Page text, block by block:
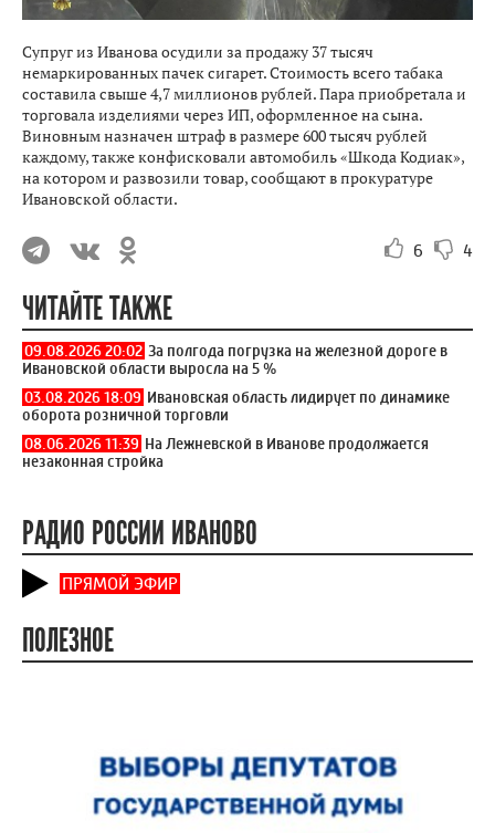
Супруг из Иванова осудили за продажу 37 тысяч
немаркированных пачек сигарет. Стоимость всего табака
составила свыше 4,7 миллионов рублей. Пара приобретала и
торговала изделиями через ИП, оформленное на сына.
Виновным назначен штраф в размере 600 тысяч рублей
каждому, также конфисковали автомобиль «Шкода Кодиак»,
на котором и развозили товар, сообщают в прокуратуре
Ивановской области.
6 4
ЧИТАЙТЕ ТАКЖЕ
09.08.2026 20:02 За полгода погрузка на железной дороге в
Ивановской области выросла на 5 %
03.08.2026 18:09 Ивановская область лидирует по динамике
оборота розничной торговли
08.06.2026 11:39 На Лежневской в Иванове продолжается
незаконная стройка
РАДИО РОССИИ ИВАНОВО
ПРЯМОЙ ЭФИР
ПОЛЕЗНОЕ